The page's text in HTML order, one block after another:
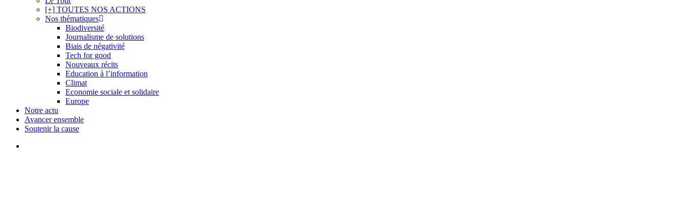
[+] TOUTES NOS ACTIONS
Nos thématiques
Biodiversité
Journalisme de solutions
Biais de négativité
Tech for good
Nouveaux récits
Education à l’information
Climat
Economie sociale et solidaire
Europe
Notre actu
Avancer ensemble
Soutenir la cause